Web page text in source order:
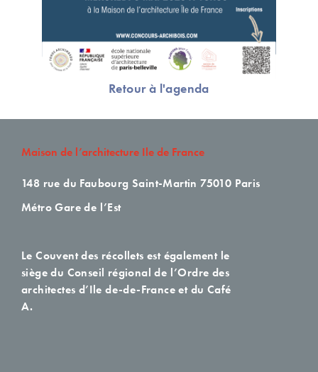
Retour à l'agenda
Maison de l’architecture Ile de France
148 rue du Faubourg Saint-Martin 75010 Paris
Métro Gare de l’Est
Le Couvent des récollets est également le
siège du Conseil régional de l’Ordre des
architectes d’Ile de-de-France et du Café
A.